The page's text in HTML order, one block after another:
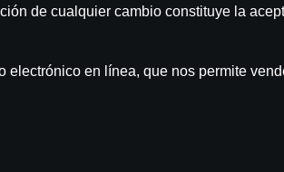
de cualquier cambio constituye la
en línea, que nos permite